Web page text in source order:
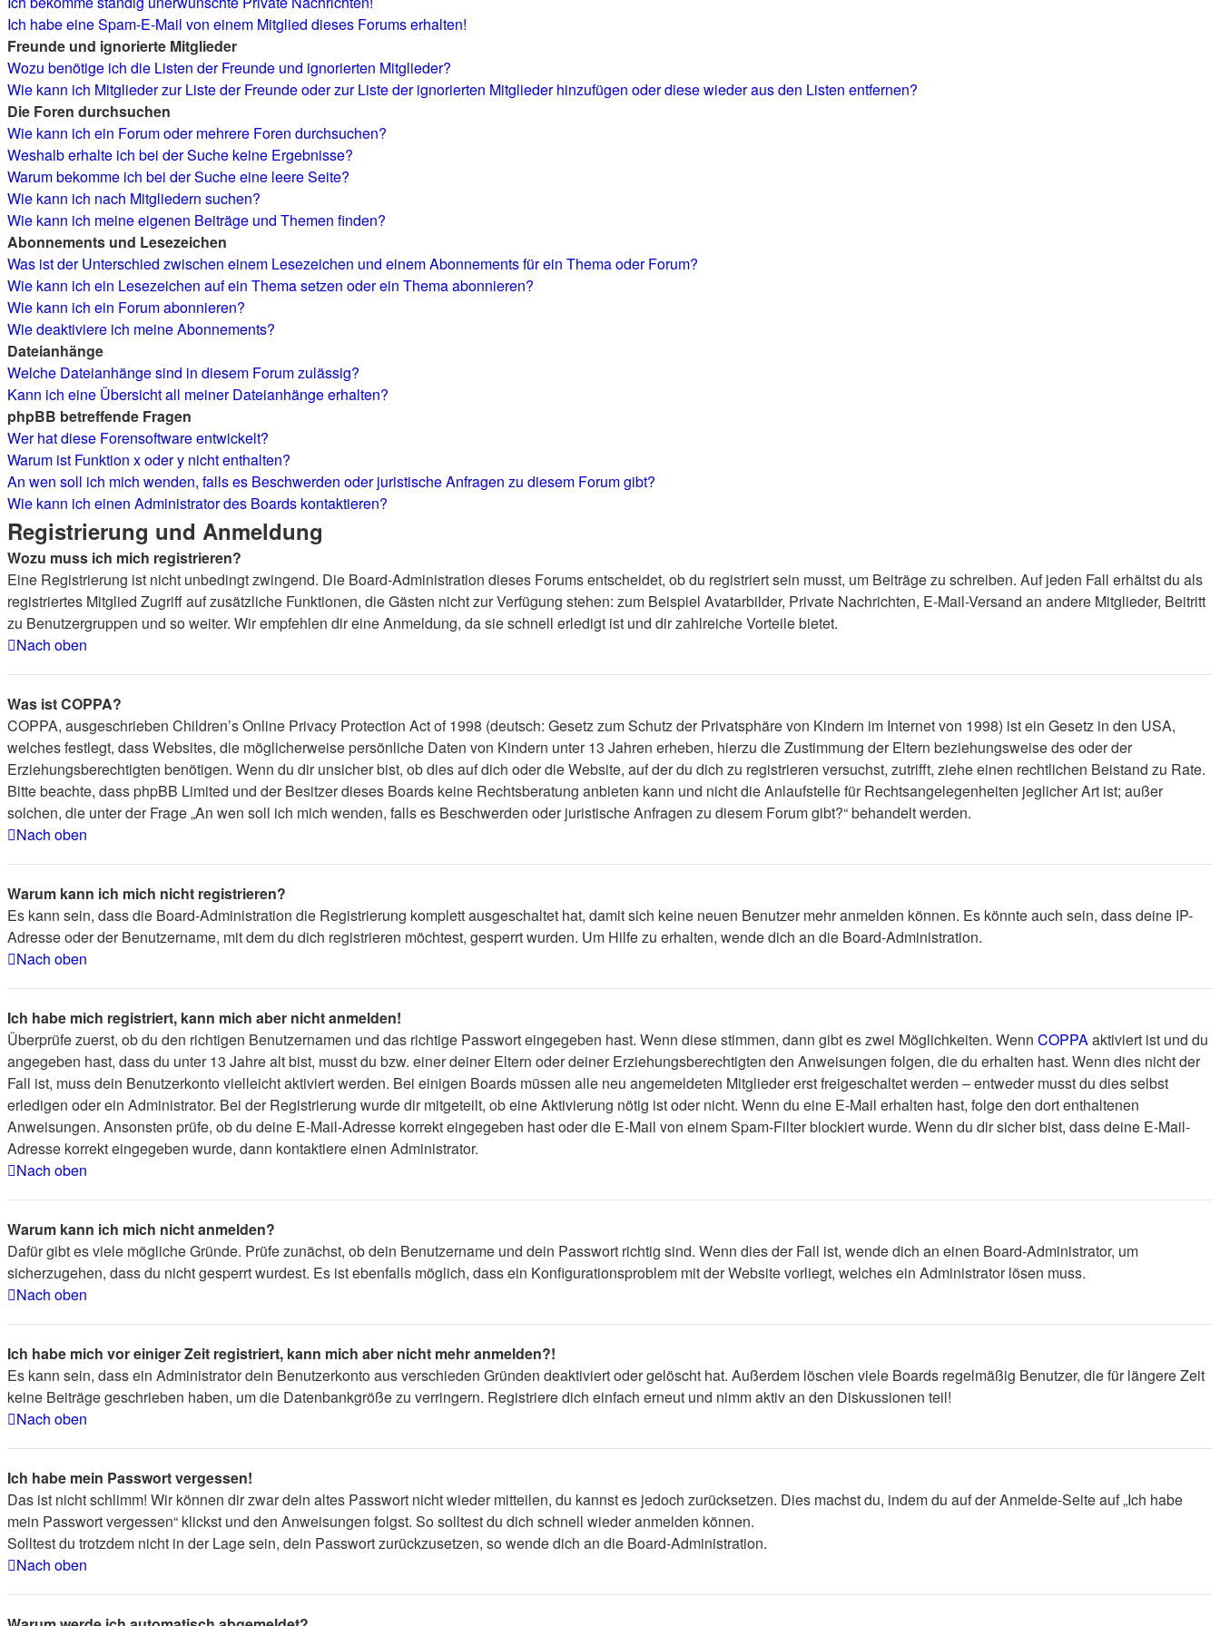
Ich habe eine Spam-E-Mail von einem Mitglied dieses Forums erhalten!
Freunde und ignorierte Mitglieder
Wozu benötige ich die Listen der Freunde und ignorierten Mitglieder?
Wie kann ich Mitglieder zur Liste der Freunde oder zur Liste der ignorierten Mitglieder hinzufügen oder diese wieder aus den Listen entfernen?
Die Foren durchsuchen
Wie kann ich ein Forum oder mehrere Foren durchsuchen?
Weshalb erhalte ich bei der Suche keine Ergebnisse?
Warum bekomme ich bei der Suche eine leere Seite?
Wie kann ich nach Mitgliedern suchen?
Wie kann ich meine eigenen Beiträge und Themen finden?
Abonnements und Lesezeichen
Was ist der Unterschied zwischen einem Lesezeichen und einem Abonnements für ein Thema oder Forum?
Wie kann ich ein Lesezeichen auf ein Thema setzen oder ein Thema abonnieren?
Wie kann ich ein Forum abonnieren?
Wie deaktiviere ich meine Abonnements?
Dateianhänge
Welche Dateianhänge sind in diesem Forum zulässig?
Kann ich eine Übersicht all meiner Dateianhänge erhalten?
phpBB betreffende Fragen
Wer hat diese Forensoftware entwickelt?
Warum ist Funktion x oder y nicht enthalten?
An wen soll ich mich wenden, falls es Beschwerden oder juristische Anfragen zu diesem Forum gibt?
Wie kann ich einen Administrator des Boards kontaktieren?
Registrierung und Anmeldung
Wozu muss ich mich registrieren?
Eine Registrierung ist nicht unbedingt zwingend. Die Board-Administration dieses Forums entscheidet, ob du registriert sein musst, um Beiträge zu schreiben. Auf jeden Fall erhältst du als
registriertes Mitglied Zugriff auf zusätzliche Funktionen, die Gästen nicht zur Verfügung stehen: zum Beispiel Avatarbilder, Private Nachrichten, E-Mail-Versand an andere Mitglieder, Beitritt
zu Benutzergruppen und so weiter. Wir empfehlen dir eine Anmeldung, da sie schnell erledigt ist und dir zahlreiche Vorteile bietet.
Nach oben
Was ist COPPA?
COPPA, ausgeschrieben Children’s Online Privacy Protection Act of 1998 (deutsch: Gesetz zum Schutz der Privatsphäre von Kindern im Internet von 1998) ist ein Gesetz in den USA,
welches festlegt, dass Websites, die möglicherweise persönliche Daten von Kindern unter 13 Jahren erheben, hierzu die Zustimmung der Eltern beziehungsweise des oder der
Erziehungsberechtigten benötigen. Wenn du dir unsicher bist, ob dies auf dich oder die Website, auf der du dich zu registrieren versuchst, zutrifft, ziehe einen rechtlichen Beistand zu Rate.
Bitte beachte, dass phpBB Limited und der Besitzer dieses Boards keine Rechtsberatung anbieten kann und nicht die Anlaufstelle für Rechtsangelegenheiten jeglicher Art ist; außer
solchen, die unter der Frage „An wen soll ich mich wenden, falls es Beschwerden oder juristische Anfragen zu diesem Forum gibt?“ behandelt werden.
Nach oben
Warum kann ich mich nicht registrieren?
Es kann sein, dass die Board-Administration die Registrierung komplett ausgeschaltet hat, damit sich keine neuen Benutzer mehr anmelden können. Es könnte auch sein, dass deine IP-
Adresse oder der Benutzername, mit dem du dich registrieren möchtest, gesperrt wurden. Um Hilfe zu erhalten, wende dich an die Board-Administration.
Nach oben
Ich habe mich registriert, kann mich aber nicht anmelden!
Überprüfe zuerst, ob du den richtigen Benutzernamen und das richtige Passwort eingegeben hast. Wenn diese stimmen, dann gibt es zwei Möglichkeiten. Wenn COPPAaktiviert ist und du
angegeben hast, dass du unter 13 Jahre alt bist, musst du bzw. einer deiner Eltern oder deiner Erziehungsberechtigten den Anweisungen folgen, die du erhalten hast. Wenn dies nicht der
Fall ist, muss dein Benutzerkonto vielleicht aktiviert werden. Bei einigen Boards müssen alle neu angemeldeten Mitglieder erst freigeschaltet werden – entweder musst du dies selbst
erledigen oder ein Administrator. Bei der Registrierung wurde dir mitgeteilt, ob eine Aktivierung nötig ist oder nicht. Wenn du eine E-Mail erhalten hast, folge den dort enthaltenen
Anweisungen. Ansonsten prüfe, ob du deine E-Mail-Adresse korrekt eingegeben hast oder die E-Mail von einem Spam-Filter blockiert wurde. Wenn du dir sicher bist, dass deine E-Mail-
Adresse korrekt eingegeben wurde, dann kontaktiere einen Administrator.
Nach oben
Warum kann ich mich nicht anmelden?
Dafür gibt es viele mögliche Gründe. Prüfe zunächst, ob dein Benutzername und dein Passwort richtig sind. Wenn dies der Fall ist, wende dich an einen Board-Administrator, um
sicherzugehen, dass du nicht gesperrt wurdest. Es ist ebenfalls möglich, dass ein Konfigurationsproblem mit der Website vorliegt, welches ein Administrator lösen muss.
Nach oben
Ich habe mich vor einiger Zeit registriert, kann mich aber nicht mehr anmelden?!
Es kann sein, dass ein Administrator dein Benutzerkonto aus verschieden Gründen deaktiviert oder gelöscht hat. Außerdem löschen viele Boards regelmäßig Benutzer, die für längere Zeit
keine Beiträge geschrieben haben, um die Datenbankgröße zu verringern. Registriere dich einfach erneut und nimm aktiv an den Diskussionen teil!
Nach oben
Ich habe mein Passwort vergessen!
Das ist nicht schlimm! Wir können dir zwar dein altes Passwort nicht wieder mitteilen, du kannst es jedoch zurücksetzen. Dies machst du, indem du auf der Anmelde-Seite auf „Ich habe
mein Passwort vergessen“ klickst und den Anweisungen folgst. So solltest du dich schnell wieder anmelden können.
Solltest du trotzdem nicht in der Lage sein, dein Passwort zurückzusetzen, so wende dich an die Board-Administration.
Nach oben